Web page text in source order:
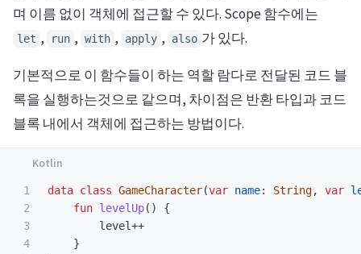
며 이름 없이 객체에 접근할 수 있다. Scope 함수에는
let , run , with , apply , also 가 있다.
기본적으로 이 함수들이 하는 역할 람다로 전달된 코드 블
록을 실행하는것으로 같으며, 차이점은 반환 타입과 코드
블록 내에서 객체에 접근하는 방법이다.
1
2
3
4
data class GameCharacter(var name: String, var
fun levelUp()
{
level++
}